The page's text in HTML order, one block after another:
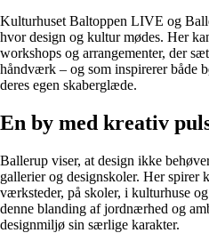
Kulturhuset Baltoppen LIVE og
hvor design og kultur mødes. Her
workshops og arrangementer, der
håndværk – og som inspirerer både
deres egen skaberglæde.
En by med kreativ
Ballerup viser, at design ikke
gallerier og designskoler. Her spirer
værksteder, på skoler, i kulturhuse
denne blanding af jordnærhed og
designmiljø sin særlige karakter.